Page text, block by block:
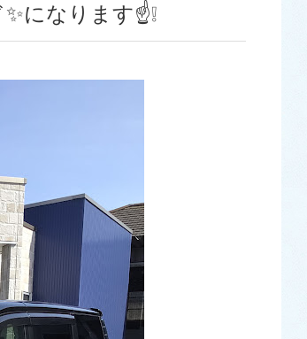
になります☝️❕